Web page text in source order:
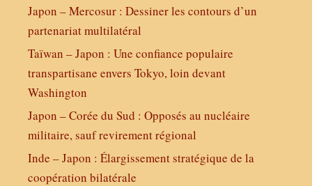
Japon – Mercosur : Dessiner les contours d’un
partenariat multilatéral
Taïwan – Japon : Une confiance populaire
transpartisane envers Tokyo, loin devant
Washington
Japon – Corée du Sud : Opposés au nucléaire
militaire, sauf revirement régional
Inde – Japon : Élargissement stratégique de la
coopération bilatérale